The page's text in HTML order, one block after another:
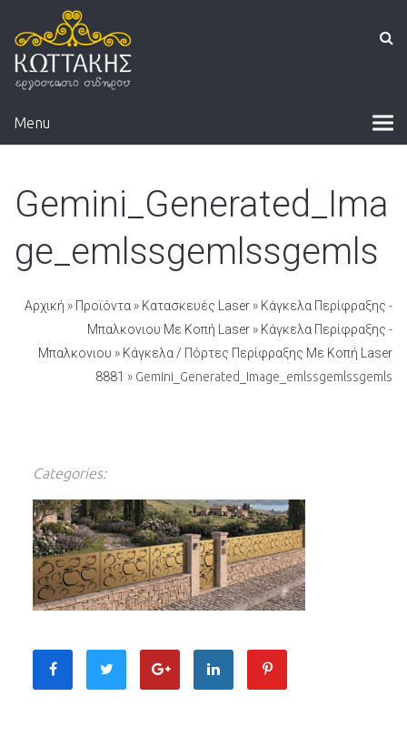
Menu
Gemini_Generated_Ima
ge_emlssgemlssgemls
Αρχική » Προϊόντα » Κατασκευές Laser» Κάγκελα Περίφραξης -
Μπαλκονιου Με Κοπή Laser» Κάγκελα Περίφραξης -
Μπαλκονιου » Κάγκελα / Πόρτες Περίφραξης Με Κοπή Laser
8881 » Gemini_Generated_Image_emlssgemlssgemls
Categories: